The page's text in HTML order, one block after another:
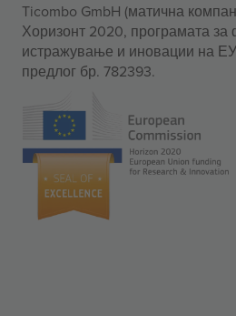
Ticombo GmbH (матична
Хоризонт 2020, програмата
истражување и иновации на
предлог бр. 782393.